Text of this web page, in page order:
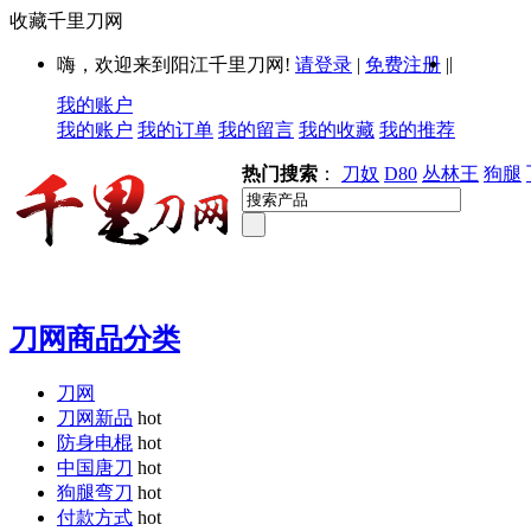
收藏千里刀网
嗨，欢迎来到阳江千里刀网! 请登录 | 免费注册 ||
我的账户
我的账户 我的订单 我的留言 我的收藏 我的推荐
热门搜索 ： 刀奴 D80 丛林王 狗腿
刀网商品分类
刀网
刀网新品 hot
防身电棍 hot
中国唐刀 hot
狗腿弯刀 hot
付款方式 hot